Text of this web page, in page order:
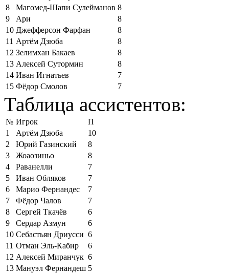
8
Магомед-Шапи Сулейманов 8
9
Ари
8
10 Джефферсон Фарфан
8
11 Артём Дзюба
8
12 Зелимхан Бакаев
8
13 Алексей Сутормин
8
14 Иван Игнатьев
7
15 Фёдор Смолов 7
Таблица ассистентов:
№ Игрок
П
1
Артём Дзюба
10
2
Юрий Газинский
8
3
Жоаозиньо
8
4
Раванелли
7
5
Иван Обляков
7
6
Марио Фернандес
7
7
Фёдор Чалов
7
8
Сергей Ткачёв
6
9
Сердар Азмун
6
10 Себастьян Дриусси 6
11 Отман Эль-Кабир
6
12 Алексей Миранчук 6
13 Мануэл Фернандеш 5